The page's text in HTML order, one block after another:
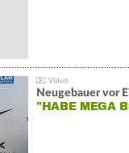
Neugebauer vor
"HABE MEGA